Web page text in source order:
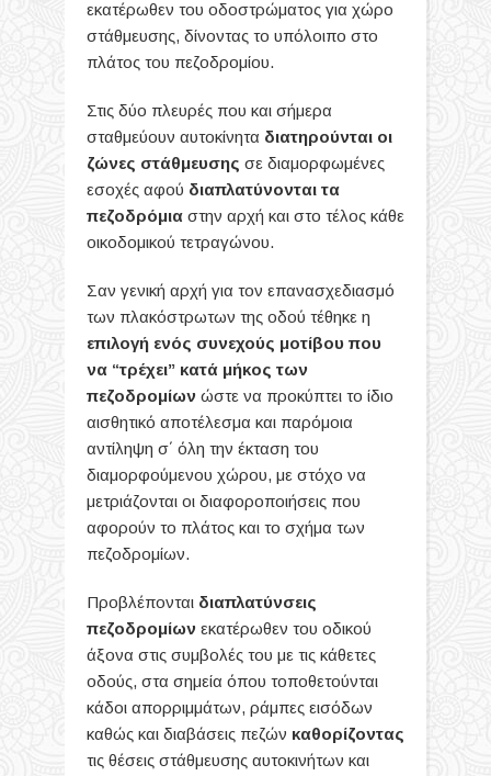
εκατέρωθεν του οδοστρώματος για χώρο
στάθμευσης, δίνοντας το υπόλοιπο στο
πλάτος του πεζοδρομίου.
Στις δύο πλευρές που και σήμερα
σταθμεύουν αυτοκίνητα διατηρούνται οι
ζώνες στάθμευσης σε διαμορφωμένες
εσοχές αφού διαπλατύνονται τα
πεζοδρόμια στην αρχή και στο τέλος κάθε
οικοδομικού τετραγώνου.
Σαν γενική αρχή για τον επανασχεδιασμό
των πλακόστρωτων της οδού τέθηκε η
επιλογή ενός συνεχούς μοτίβου που
να “τρέχει” κατά μήκος των
πεζοδρομίων ώστε να προκύπτει το ίδιο
αισθητικό αποτέλεσμα και παρόμοια
αντίληψη σ΄ όλη την έκταση του
διαμορφούμενου χώρου, με στόχο να
μετριάζονται οι διαφοροποιήσεις που
αφορούν το πλάτος και το σχήμα των
πεζοδρομίων.
Προβλέπονται διαπλατύνσεις
πεζοδρομίων εκατέρωθεν του οδικού
άξονα στις συμβολές του με τις κάθετες
οδούς, στα σημεία όπου τοποθετούνται
κάδοι απορριμμάτων, ράμπες εισόδων
καθώς και διαβάσεις πεζών καθορίζοντας
τις θέσεις στάθμευσης αυτοκινήτων και